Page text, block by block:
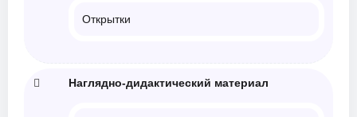
Открытки
Наглядно-дидактический материал